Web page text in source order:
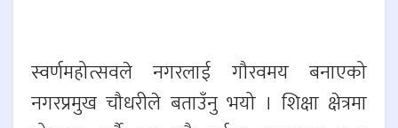
स्वर्णमहोत्सवले नगरलाई गौरवमय बनाएको
नगरप्रमुख चौधरीले बताउँनु भयो । शिक्षा क्षेत्रमा